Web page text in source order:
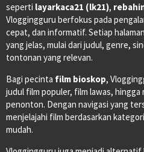
seperti layarkaca21 (lk21),
Vloggingguru berfokus pada
cepat, dan informatif. Setiap
yang jelas, mulai dari judul, genre,
tontonan yang relevan.
Bagi pecinta film bioskop,
judul film populer, film lawas,
penonton. Dengan navigasi yang
menjelajahi film berdasarkan
mudah.